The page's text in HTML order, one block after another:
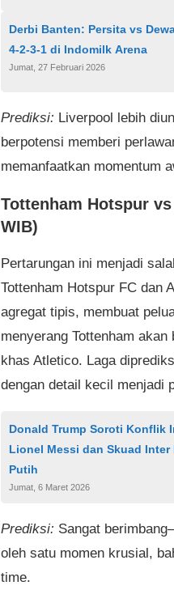
Derbi Banten: Persita vs
4-2-3-1 di Indomilk Arena
Jumat, 27 Februari 2026
Prediksi: Liverpool lebih
berpotensi memberi
memanfaatkan momentum
Tottenham Hotspur
WIB)
Pertarungan ini menjadi
Tottenham Hotspur FC dan
agregat tipis, membuat
menyerang Tottenham
khas Atletico. Laga
dengan detail kecil menjadi
Donald Trump Soroti Konflik
Lionel Messi dan Skuad Inter
Putih
Jumat, 6 Maret 2026
Prediksi: Sangat
oleh satu momen krusial,
time.